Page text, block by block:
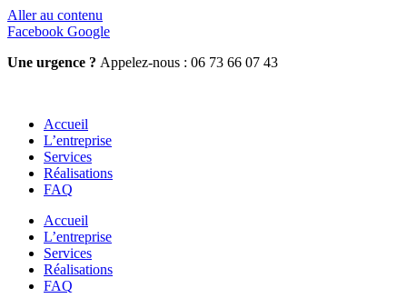
Aller au contenu
Facebook Google
Une urgence ? Appelez-nous : 06 73 66 07 43
Accueil
L’entreprise
Services
Réalisations
FAQ
Accueil
L’entreprise
Services
Réalisations
FAQ